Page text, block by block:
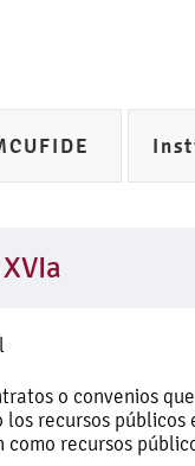
o convenios
recursos
como recursos